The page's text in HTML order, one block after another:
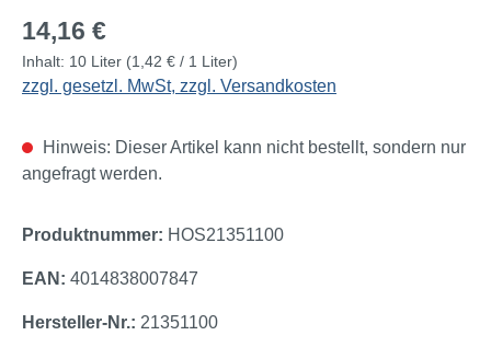
Regulärer Preis:
14,16 €
Inhalt: 10 Liter (1,42 € / 1 Liter)
zzgl. gesetzl. MwSt, zzgl. Versandkosten
Hinweis: Dieser Artikel kann nicht bestellt, sondern nur
angefragt werden.
Produktnummer: HOS21351100
EAN: 4014838007847
Hersteller-Nr.: 21351100